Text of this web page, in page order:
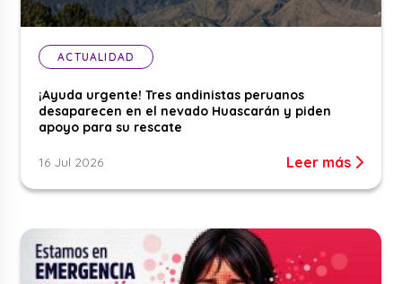
ACTUALIDAD
¡Ayuda urgente! Tres andinistas peruanos
desaparecen en el nevado Huascarán y piden
apoyo para su rescate
16 Jul 2026 Leer más